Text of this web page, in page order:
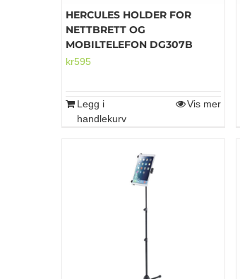
HERCULES HOLDER FOR
NETTBRETT OG
MOBILTELEFON DG307B
kr595
Legg i
handlekurv
Vis mer